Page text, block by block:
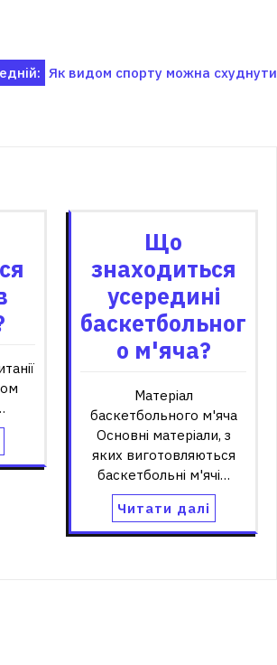
Як видом спорту можна схуднути
Що
знаходиться
усередині
баскетбольног
о м'яча?
Матеріал
баскетбольного м'яча
Основні матеріали, з
яких виготовляються
баскетбольні м'ячі…
Читати далі